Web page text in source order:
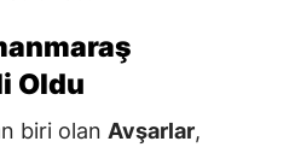
Oldu
biri olan Avşarlar,